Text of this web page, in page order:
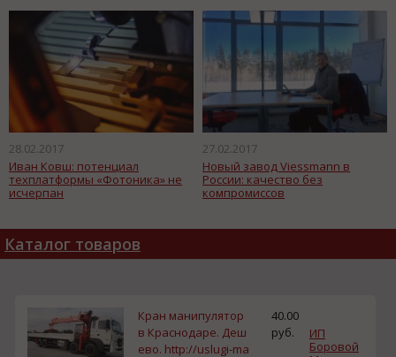
28.02.2017
Иван Ковш: потенциал
техплатформы «Фотоника» не
исчерпан
27.02.2017
Новый завод Viessmann в
России: качество без
компромиссов
Каталог товаров
Кран манипулятор
в Краснодаре. Деш
ево. http://uslugi-ma
40.00
руб.
ИП
Боровой